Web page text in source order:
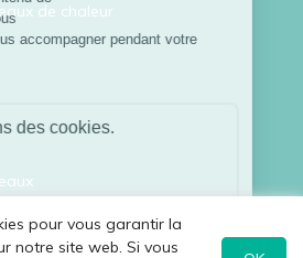
de chaleur
pour vous garantir la
notre site web. Si vous